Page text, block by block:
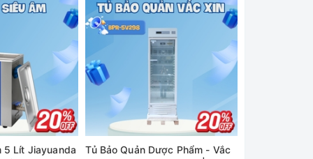
5 Lít Jiayuanda
Tủ Bảo Quản Dược Phẩm - Vắc